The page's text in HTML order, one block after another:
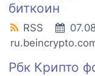
биткоин
RSS
Рбк Крипто